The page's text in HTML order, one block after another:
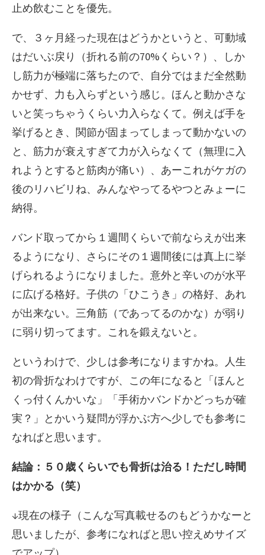
止め飲むことを優先。
で、３ヶ月経った現在はどうかというと、可動域
はだいぶ戻り（折れる前の70%くらい？）、しか
し筋力が極端に落ちたので、自分ではまだ全然動
かせず、力も入らずという感じ。ほんと動かさな
いと笑っちゃうくらい力入らなくて。例えば手を
挙げるとき、関節が固まってしまって動かないの
と、筋力が衰えすぎて力が入らなくて（無理に入
れようとすると筋肉が痛い）、あーこれがケガの
後のリハビリね、みんなやってるやつとみょーに
納得。
バンド取ってから１週間くらいで前ならえが出来
るようになり、さらにその１週間後には真上に挙
げられるようになりました。意外と辛いのが水平
に広げる格好。子供の「ひこうき」の格好、あれ
が出来ない。三角筋（であってるのかな）が弱り
に弱り切ってます。これを鍛えないと。
というわけで、少しは参考になりますかね。人生
初の骨折なわけですが、この年になると「ほんと
くっ付くんかいな」「手術かバンドかどっちが確
実？」とかいう疑問が浮かぶ方へ少しでも参考に
なればと思います。
結論：５０歳くらいでも骨折は治る！ただし時間
はかかる（笑）
↓現在の様子（こんな写真載せるのもどうかなーと
思いましたが、参考になればと思い控えめサイズ